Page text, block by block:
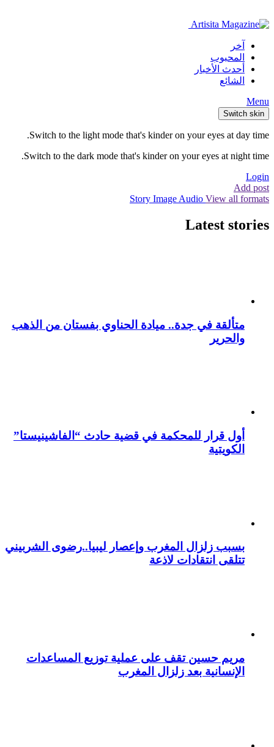
آخر
المحبوب
أحدث الأخبار
الشائع
Menu
Switch skin
Switch to the light mode that's kinder on your eyes at day time.
Switch to the dark mode that's kinder on your eyes at night time.
Login
Add post
Story Image Audio View all formats
Latest stories
متألقة في جدة.. ميادة الحناوي بفستان من الذهب
والحرير
أول قرار للمحكمة في قضية حادث “الفاشينيستا”
الكويتية
بسبب زلزال المغرب وإعصار ليبيا..رضوى الشربيني
تتلقى انتقادات لاذعة
مريم حسين تقف على عملية توزيع المساعدات
الإنسانية بعد زلزال المغرب